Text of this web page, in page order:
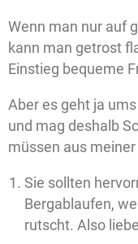
Wenn man nur auf
kann man getrost
Einstieg bequeme
Aber es geht ja
und mag deshalb
müssen aus
Sie sollten
Bergablaufen,
rutscht. Also